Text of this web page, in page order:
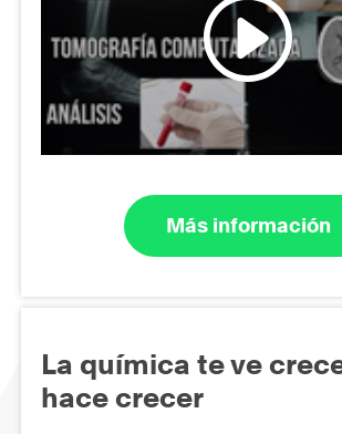
Más información
La química te ve
hace crecer